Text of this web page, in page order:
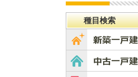
種目検索